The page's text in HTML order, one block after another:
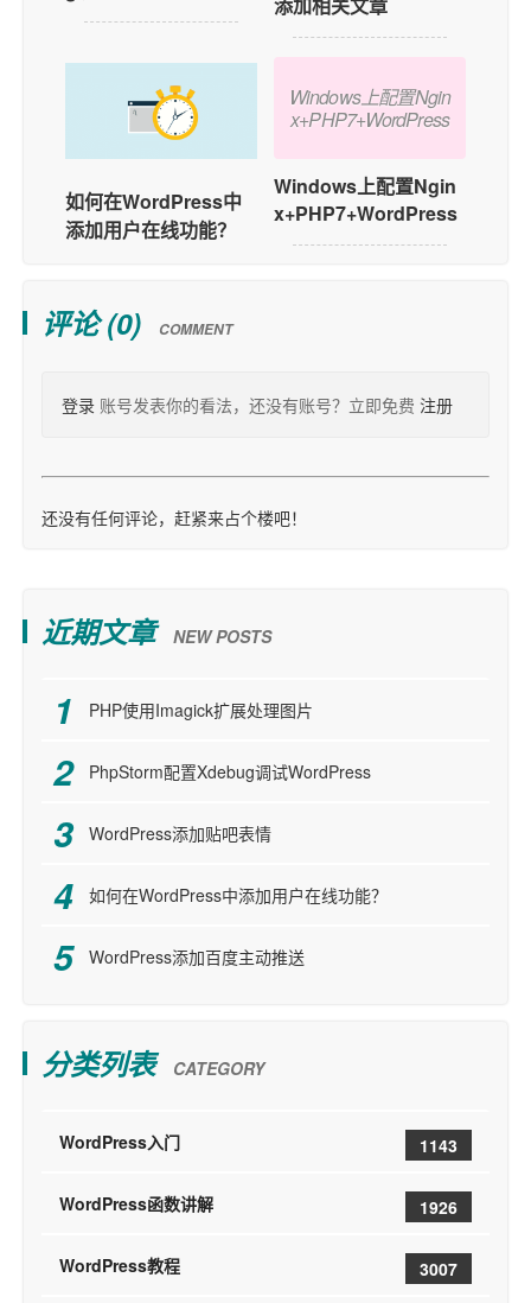
如何在WordPress中
添加用户在线功能？
添加相关文章
Windows上配置Ngin
x+PHP7+WordPress
Windows上配置Ngin
x+PHP7+WordPress
评论 (0) COMMENT
登录 账号发表你的看法，还没有账号？立即免费 注册
还没有任何评论，赶紧来占个楼吧！
近期文章 NEW POSTS
PHP使用Imagick扩展处理图片
PhpStorm配置Xdebug调试WordPress
WordPress添加贴吧表情
如何在WordPress中添加用户在线功能？
WordPress添加百度主动推送
分类列表 CATEGORY
WordPress入门 1143
WordPress函数讲解 1926
WordPress教程 3007